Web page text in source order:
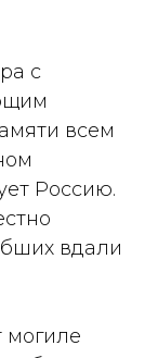
с
всем
Россию.
вдали
могиле